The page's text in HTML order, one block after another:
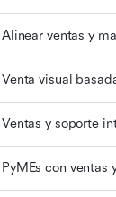
Alinear ventas y
Venta visual
Ventas y soporte
PyMEs con ventas